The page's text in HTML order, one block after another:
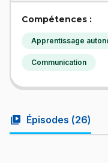
Compétences :
Apprentissage
Communication
video_library Épisodes (26)